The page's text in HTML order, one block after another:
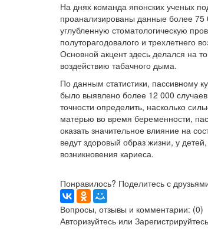
На днях команда японских ученых
проанализированы данные более
углубленную стоматологическую
полуторагодовалого и трехлетнего
Основной акцент здесь делался на
воздействию табачного дыма.
По данным статистики, пассивному
было выявлено более 12 000
точности определить, насколько
матерью во время беременности,
оказать значительное влияние на
ведут здоровый образ жизни, у
возникновения кариеса.
Понравилось? Поделитесь с
Вопросы, отзывы и комментарии: (0)
Авторизуйтесь или Зарегистрируйтесь